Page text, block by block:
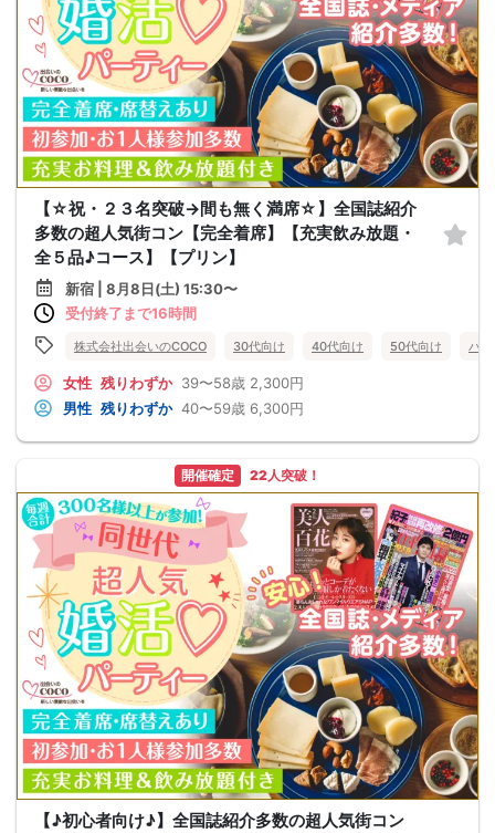
【☆祝・２３名突破→間も無く満席☆】全国誌紹介
多数の超人気街コン【完全着席】【充実飲み放題・
全５品♪コース】【プリン】
新宿 | 8月8日(土) 15:30〜
受付終了まで16時間
株式会社出会いのCOCO 30代向け 40代向け 50代向け バ
女性 残りわずか 39〜58歳 2,300円
男性 残りわずか 40〜59歳 6,300円
開催確定 22人突破！
【♪初心者向け♪】全国誌紹介多数の超人気街コン